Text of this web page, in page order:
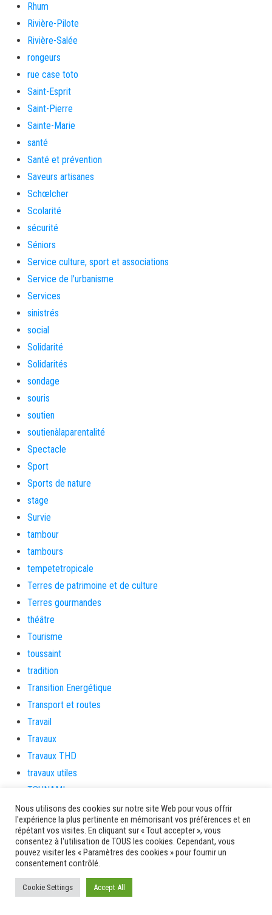
Rhum
Rivière-Pilote
Rivière-Salée
rongeurs
rue case toto
Saint-Esprit
Saint-Pierre
Sainte-Marie
santé
Santé et prévention
Saveurs artisanes
Schœlcher
Scolarité
sécurité
Séniors
Service culture, sport et associations
Service de l'urbanisme
Services
sinistrés
social
Solidarité
Solidarités
sondage
souris
soutien
soutienàlaparentalité
Spectacle
Sport
Sports de nature
stage
Survie
tambour
tambours
tempetetropicale
Terres de patrimoine et de culture
Terres gourmandes
théâtre
Tourisme
toussaint
tradition
Transition Energétique
Transport et routes
Travail
Travaux
Travaux THD
travaux utiles
TSUNAMI
TZCLD
uncategorized
Venir en Martinique
Video
vidététladjéko
Vie Municipale
Nous utilisons des cookies sur notre site Web pour vous offrir
l'expérience la plus pertinente en mémorisant vos préférences et en
répétant vos visites. En cliquant sur « Tout accepter », vous
consentez à l'utilisation de TOUS les cookies. Cependant, vous
pouvez visiter les « Paramètres des cookies » pour fournir un
consentement contrôlé.
Cookie Settings Accept All